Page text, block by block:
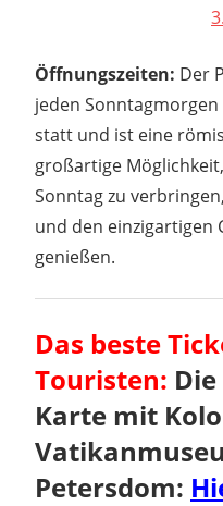
Öffnungszeiten: Der
jeden
statt und ist eine
großartige
Sonntag zu
und den einzigartigen
genießen.
Das beste
Touristen:
Karte mit
Petersdom: